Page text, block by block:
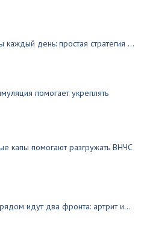
каждый день: простая стратегия ...
помогает укреплять
капы помогают разгружать ВНЧС
рядом идут два фронта: артрит и...